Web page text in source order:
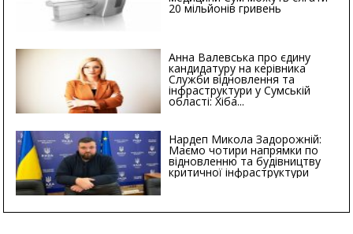
20 мільйонів гривень
Анна Валевська про єдину
кандидатуру на керівника
Служби відновлення та
інфраструктури у Сумській
області: Хіба...
Нардеп Микола Задорожній:
Маємо чотири напрямки по
відновленню та будівництву
критичної інфраструктури